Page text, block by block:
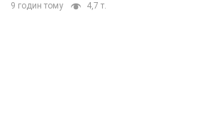
9 годин тому 4,7 т.